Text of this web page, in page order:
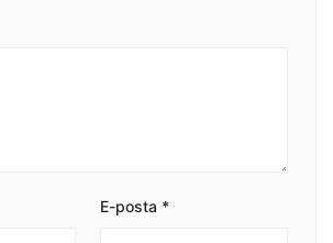
E-posta *